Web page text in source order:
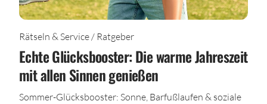
Rätseln & Service / Ratgeber
Echte Glücksbooster: Die warme Jahreszeit
mit allen Sinnen genießen
Sommer-Glücksbooster: Sonne, Barfußlaufen & soziale